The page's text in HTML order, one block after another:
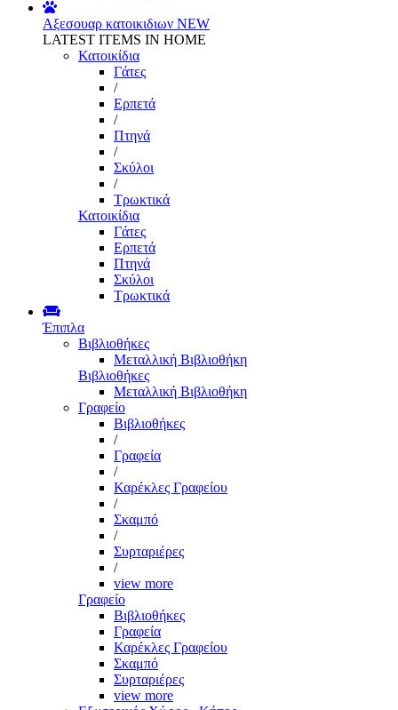
Αξεσουαρ κατοικιδιων NEW
LATEST ITEMS IN HOME
Κατοικίδια
Γάτες
/
Ερπετά
/
Πτηνά
/
Σκύλοι
/
Τρωκτικά
Κατοικίδια
Γάτες
Ερπετά
Πτηνά
Σκύλοι
Τρωκτικά
Έπιπλα
Βιβλιοθήκες
Μεταλλική Βιβλιοθήκη
Βιβλιοθήκες
Μεταλλική Βιβλιοθήκη
Γραφείο
Βιβλιοθήκες
/
Γραφεία
/
Καρέκλες Γραφείου
/
Σκαμπό
/
Συρταριέρες
/
view more
Γραφείο
Βιβλιοθήκες
Γραφεία
Καρέκλες Γραφείου
Σκαμπό
Συρταριέρες
view more